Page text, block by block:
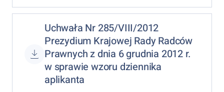
Uchwała Nr 285/VIII/2012
Prezydium Krajowej Rady Radców
Prawnych z dnia 6 grudnia 2012 r.
w sprawie wzoru dziennika
aplikanta